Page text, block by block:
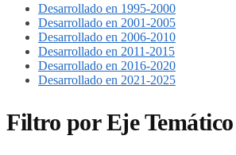
Desarrollado en 1995-2000
Desarrollado en 2001-2005
Desarrollado en 2006-2010
Desarrollado en 2011-2015
Desarrollado en 2016-2020
Desarrollado en 2021-2025
Filtro por Eje Temático